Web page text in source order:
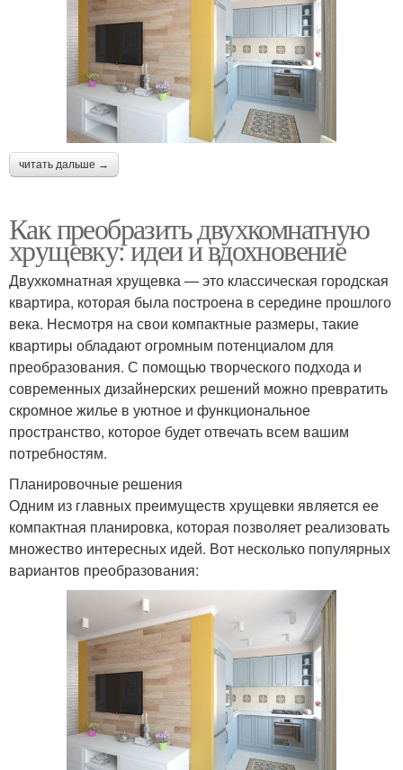
читать дальше →
Как преобразить двухкомнатную
хрущевку: идеи и вдохновение
Двухкомнатная хрущевка — это классическая городская
квартира, которая была построена в середине прошлого
века. Несмотря на свои компактные размеры, такие
квартиры обладают огромным потенциалом для
преобразования. С помощью творческого подхода и
современных дизайнерских решений можно превратить
скромное жилье в уютное и функциональное
пространство, которое будет отвечать всем вашим
потребностям.
Планировочные решения
Одним из главных преимуществ хрущевки является ее
компактная планировка, которая позволяет реализовать
множество интересных идей. Вот несколько популярных
вариантов преобразования: